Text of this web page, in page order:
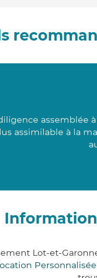
assemblée
assimilable à la
Lot-et-